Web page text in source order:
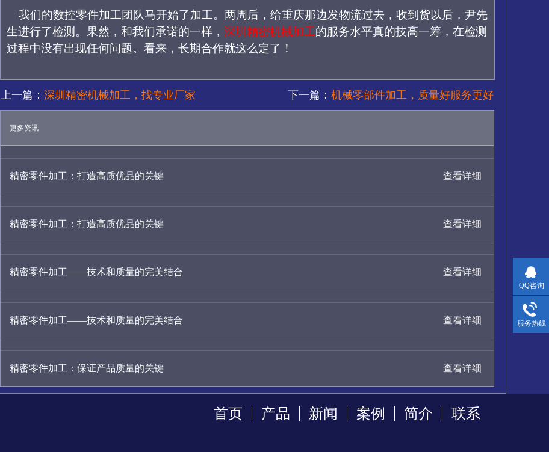
我们的数控零件加工团队马开始了加工。两周后，给重庆那边发物流过去， 收到货以后， 尹先
生进行了检测 。果然，和我们承诺的一样， 深圳精密机械加工的服务水平真的技高一筹， 在检测
过程中没有出现任何问题。看来，长期合作就这么定了！
上一篇： 深圳精密机械加工，找专业厂家 下一篇： 机械零部件加工，质量好服务更好
更多资讯
精密零件加工：打造高质优品的关键 查看详细
精密零件加工：打造高质优品的关键 查看详细
精密零件加工——技术和质量的完美结合 查看详细
精密零件加工——技术和质量的完美结合 查看详细
精密零件加工：保证产品质量的关键 查看详细
首页 产品 新闻 案例 简介 联系
QQ咨询
服务热线